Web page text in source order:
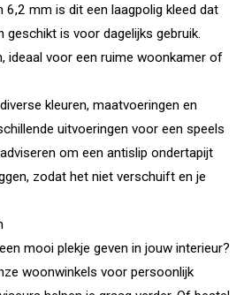
6,2 mm is dit een laagpolig kleed dat
is voor dagelijks gebruik.
voor een ruime woonkamer of
kleuren, maatvoeringen en
uitvoeringen voor een speels
om een antislip ondertapijt
zodat het niet verschuift en je
mooi plekje geven in jouw interieur?
woonwinkels voor persoonlijk